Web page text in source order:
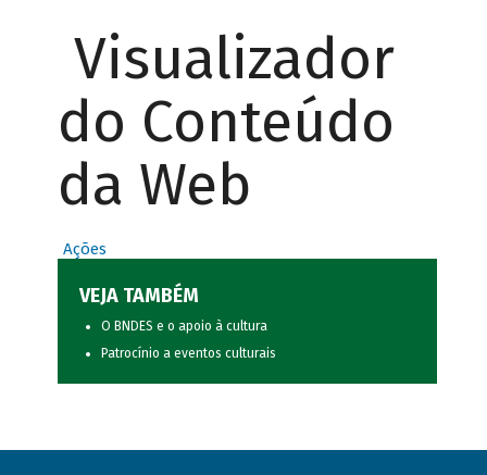
Visualizador
do Conteúdo
da Web
Ações
VEJA TAMBÉM
O BNDES e o apoio à cultura
Patrocínio a eventos culturais